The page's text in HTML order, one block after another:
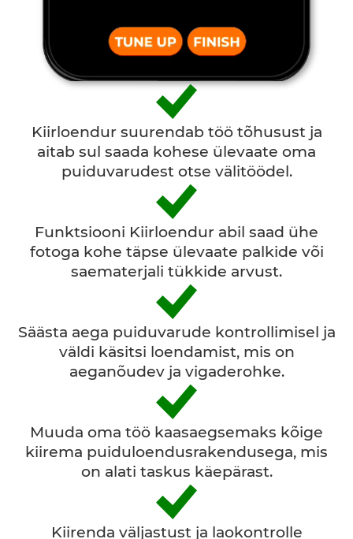
Kiirloendur suurendab töö tõhusust ja
aitab sul saada kohese ülevaate oma
puiduvarudest otse välitöödel.
Funktsiooni Kiirloendur abil saad ühe
fotoga kohe täpse ülevaate palkide või
saematerjali tükkide arvust.
Säästa aega puiduvarude kontrollimisel ja
väldi käsitsi loendamist, mis on
aeganõudev ja vigaderohke.
Muuda oma töö kaasaegsemaks kõige
kiirema puiduloendusrakendusega, mis
on alati taskus käepärast.
Kiirenda väljastust ja laokontrolle